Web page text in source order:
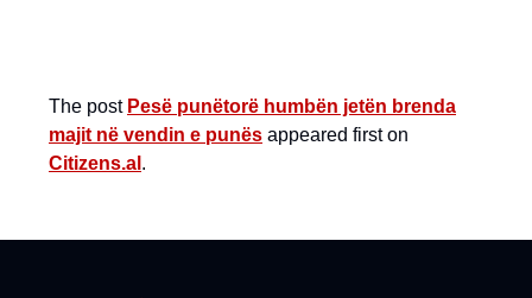
The post Pesë punëtorë humbën jetën brenda
majit në vendin e punës appeared first on
Citizens.al .